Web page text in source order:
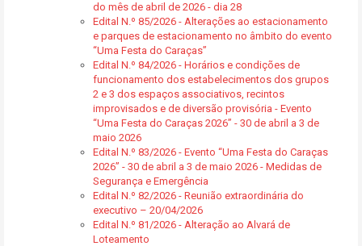
do mês de abril de 2026 - dia 28
Edital N.º 85/2026 - Alterações ao estacionamento
e parques de estacionamento no âmbito do evento
“Uma Festa do Caraças”
Edital N.º 84/2026 - Horários e condições de
funcionamento dos estabelecimentos dos grupos
2 e 3 dos espaços associativos, recintos
improvisados e de diversão provisória - Evento
“Uma Festa do Caraças 2026” - 30 de abril a 3 de
maio 2026
Edital N.º 83/2026 - Evento “Uma Festa do Caraças
2026” - 30 de abril a 3 de maio 2026 - Medidas de
Segurança e Emergência
Edital N.º 82/2026 - Reunião extraordinária do
executivo – 20/04/2026
Edital N.º 81/2026 - Alteração ao Alvará de
Loteamento